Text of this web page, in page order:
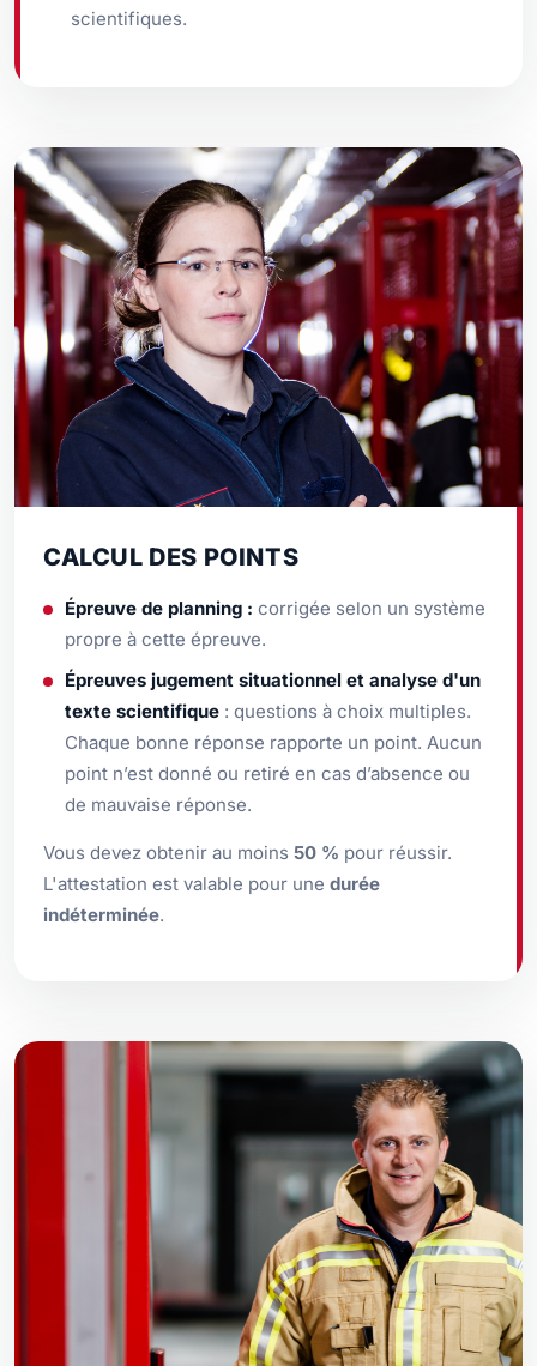
scientifiques.
CALCUL DES POINTS
Épreuve de planning : corrigée selon un système
propre à cette épreuve.
Épreuves jugement situationnel et analyse d'un
texte scientifique : questions à choix multiples.
Chaque bonne réponse rapporte un point. Aucun
point n’est donné ou retiré en cas d’absence ou
de mauvaise réponse.
Vous devez obtenir au moins 50 % pour réussir.
L'attestation est valable pour une durée
indéterminée.